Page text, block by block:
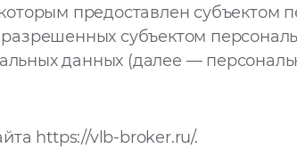
предоставлен субъектом
субъектом
данных (далее —
https://vlb-broker.ru/.